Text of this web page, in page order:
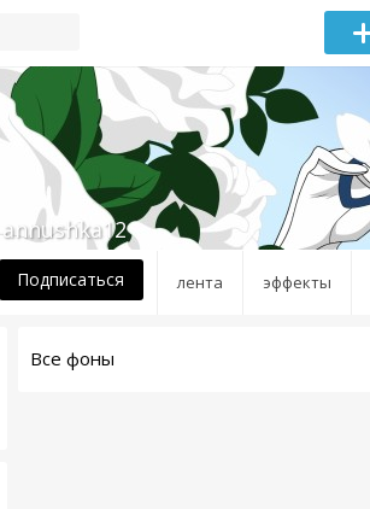
лента эффекты
annushka12
Подписаться
Все фоны